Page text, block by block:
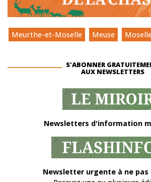
Meurthe-et-Moselle Meuse
S'ABONNER
AUX NEWSLETTERS
Newsletters d'information
Newsletter urgente à ne pas